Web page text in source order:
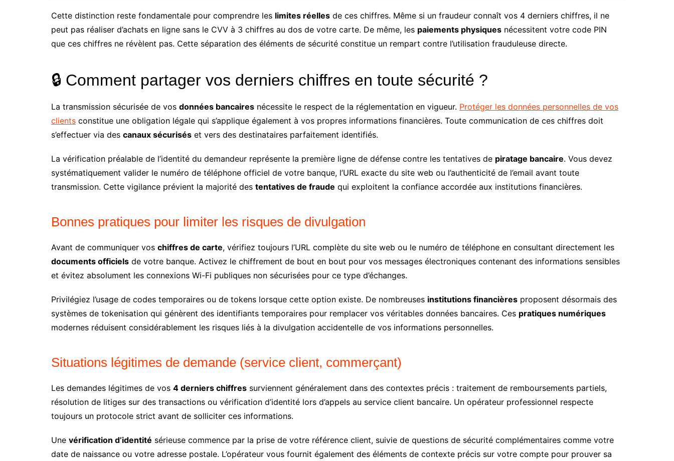
Cette distinction reste fondamentale pour comprendre les limites réelles de ces chiffres. Même si un fraudeur connaît vos 4 derniers chiffres, il ne
peut pas réaliser d’achats en ligne sans le CVV à 3 chiffres au dos de votre carte. De même, les paiements physiques nécessitent votre code PIN
que ces chiffres ne révèlent pas. Cette séparation des éléments de sécurité constitue un rempart contre l’utilisation frauduleuse directe.
🔒 Comment partager vos derniers chiffres en toute sécurité ?
La transmission sécurisée de vos données bancaires nécessite le respect de la réglementation en vigueur. Protéger les données personnelles de vos
clients constitue une obligation légale qui s’applique également à vos propres informations financières. Toute communication de ces chiffres doit
s’effectuer via des canaux sécurisés et vers des destinataires parfaitement identifiés.
La vérification préalable de l’identité du demandeur représente la première ligne de défense contre les tentatives de piratage bancaire. Vous devez
systématiquement valider le numéro de téléphone officiel de votre banque, l’URL exacte du site web ou l’authenticité de l’email avant toute
transmission. Cette vigilance prévient la majorité des tentatives de fraude qui exploitent la confiance accordée aux institutions financières.
Bonnes pratiques pour limiter les risques de divulgation
Avant de communiquer vos chiffres de carte, vérifiez toujours l’URL complète du site web ou le numéro de téléphone en consultant directement les
documents officiels de votre banque. Activez le chiffrement de bout en bout pour vos messages électroniques contenant des informations sensibles
et évitez absolument les connexions Wi-Fi publiques non sécurisées pour ce type d’échanges.
Privilégiez l’usage de codes temporaires ou de tokens lorsque cette option existe. De nombreuses institutions financières proposent désormais des
systèmes de tokenisation qui génèrent des identifiants temporaires pour remplacer vos véritables données bancaires. Ces pratiques numériques
modernes réduisent considérablement les risques liés à la divulgation accidentelle de vos informations personnelles.
Situations légitimes de demande (service client, commerçant)
Les demandes légitimes de vos 4 derniers chiffres surviennent généralement dans des contextes précis : traitement de remboursements partiels,
résolution de litiges sur des transactions ou vérification d’identité lors d’appels au service client bancaire. Un opérateur professionnel respecte
toujours un protocole strict avant de solliciter ces informations.
Une vérification d’identité sérieuse commence par la prise de votre référence client, suivie de questions de sécurité complémentaires comme votre
date de naissance ou votre adresse postale. L’opérateur vous fournit également des éléments de contexte précis sur votre compte pour prouver sa